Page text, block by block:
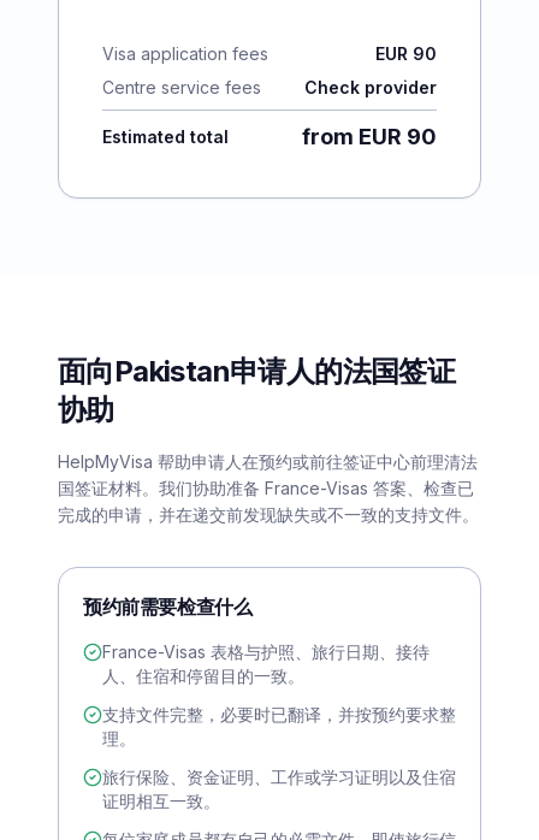
Visa application fees
EUR 90
Centre service fees
Check provider
Estimated total from EUR 90
面向Pakistan申请人的法国签证
协助
HelpMyVisa 帮助申请人在预约或前往签证中心前理清法
国签证材料。我们协助准备 France-Visas 答案、检查已
完成的申请，并在递交前发现缺失或不一致的支持文件。
预约前需要检查什么
France-Visas 表格与护照、旅行日期、接待
人、住宿和停留目的一致。
支持文件完整，必要时已翻译，并按预约要求整
理。
旅行保险、资金证明、工作或学习证明以及住宿
证明相互一致。